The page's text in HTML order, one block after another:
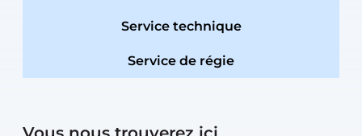
Service technique
Service de régie